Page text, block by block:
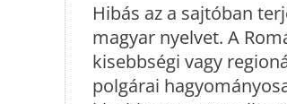
Hibás az a sajtóban
magyar nyelvet. A
kisebbségi vagy
polgárai